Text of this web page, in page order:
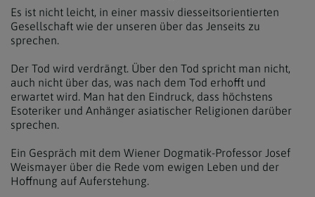
Es ist nicht leicht, in einer massiv diesseitsorientierten
Gesellschaft wie der unseren über das Jenseits zu
sprechen.
Der Tod wird verdrängt. Über den Tod spricht man nicht,
auch nicht über das, was nach dem Tod erhofft und
erwartet wird. Man hat den Eindruck, dass höchstens
Esoteriker und Anhänger asiatischer Religionen darüber
sprechen.
Ein Gespräch mit dem Wiener Dogmatik-Professor Josef
Weismayer über die Rede vom ewigen Leben und der
Hoffnung auf Auferstehung.